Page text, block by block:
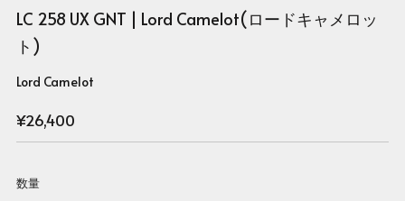
LC 258 UX GNT | Lord Camelot(ロードキャメロッ
ト)
Lord Camelot
Regular
price
¥26,400
数量